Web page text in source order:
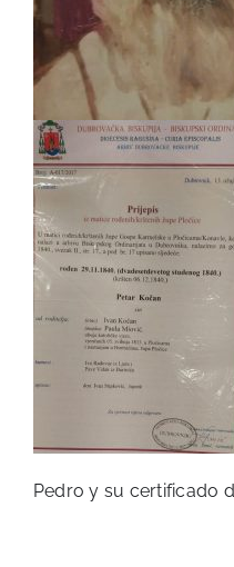
Pedro y su certificado